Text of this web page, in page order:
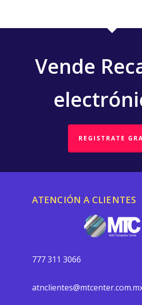
Vende
REGISTRATE
ATENCIÓN A CLIENTES
777 311 3066